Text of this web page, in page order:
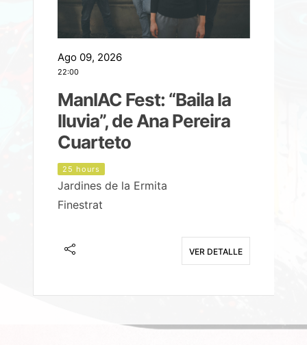
Ago 09, 2026
22:00
ManIAC Fest: “Baila la
lluvia”, de Ana Pereira
Cuarteto
25 hours
Jardines de la Ermita
Finestrat
VER DETALLE